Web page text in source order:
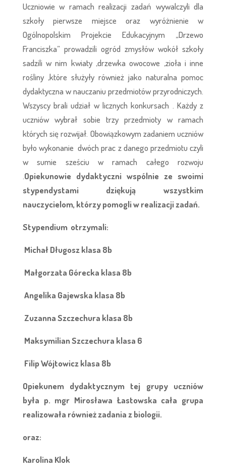
Uczniowie w ramach realizacji zadań wywalczyli dla
szkoły pierwsze miejsce oraz wyróżnienie w
Ogólnopolskim Projekcie Edukacyjnym „Drzewo
Franciszka” prowadzili ogród zmysłów wokół szkoły
sadzili w nim kwiaty ,drzewka owocowe ,zioła i inne
rośliny ,które służyły również jako naturalna pomoc
dydaktyczna w nauczaniu przedmiotów przyrodniczych.
Wszyscy brali udział w licznych konkursach . Każdy z
uczniów wybrał sobie trzy przedmioty w ramach
których się rozwijał. Obowiązkowym zadaniem uczniów
było wykonanie dwóch prac z danego przedmiotu czyli
w sumie sześciu w ramach całego rozwoju
Opiekunowie dydaktyczni wspólnie ze swoimi
stypendystami dziękują wszystkim
nauczycielom, którzy pomogli w realizacji zadań.
Stypendium otrzymali:
Michał Długosz klasa 8b
Małgorzata Górecka klasa 8b
Angelika Gajewska klasa 8b
Zuzanna Szczechura klasa 8b
Maksymilian Szczechura klasa 6
Filip Wójtowicz klasa 8b
Opiekunem dydaktycznym tej grupy uczniów
była p. mgr Mirosława Łastowska cała grupa
realizowała również zadania z biologii.
oraz:
Karolina Klok